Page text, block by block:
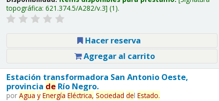
topográfica: 621.374.5/A282/v.3 (1).
Hacer reserva
Agregar al carrito
Estación transformadora San Antonio Oeste,
provincia deRío Negro.
por Agua y Energía Eléctrica, Sociedad del Estado.